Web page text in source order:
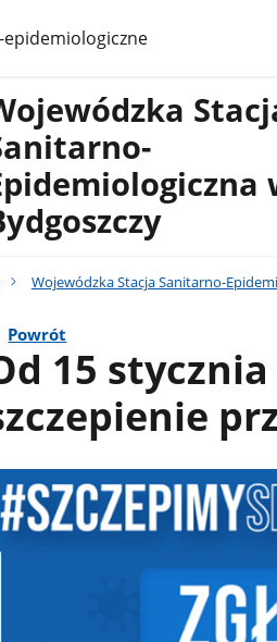
Wojewódzka Stacja Sanitarno-
Powrót
15 stycznia